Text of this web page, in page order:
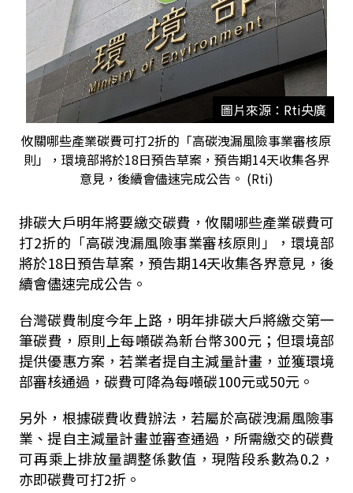
圖片來源：Rti央廣
攸關哪些產業碳費可打2折的「高碳洩漏風險事業審核原
則」，環境部將於18日預告草案，預告期14天收集各界
意見，後續會儘速完成公告。 (Rti)
排碳大戶明年將要繳交碳費，攸關哪些產業碳費可
打2折的「高碳洩漏風險事業審核原則」，環境部
將於18日預告草案，預告期14天收集各界意見，後
續會儘速完成公告。
台灣碳費制度今年上路，明年排碳大戶將繳交第一
筆碳費，原則上每噸碳為新台幣300元；但環境部
提供優惠方案，若業者提自主減量計畫，並獲環境
部審核通過，碳費可降為每噸碳100元或50元。
另外，根據碳費收費辦法，若屬於高碳洩漏風險事
業、提自主減量計畫並審查通過，所需繳交的碳費
可再乘上排放量調整係數值，現階段系數為0.2，
亦即碳費可打2折。